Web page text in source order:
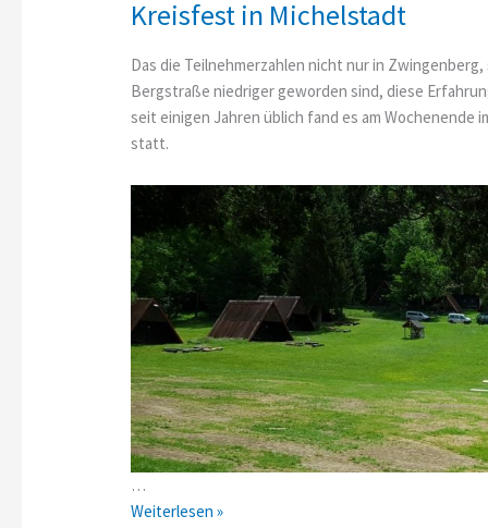
in
Erfurt
Kreisfest in Michelstadt
Das die Teilnehmerzahlen nicht nur in
Bergstraße niedriger geworden sind, diese
seit einigen Jahren üblich fand es am Wochenende
statt.
…
Kreisfest
Weiterlesen »